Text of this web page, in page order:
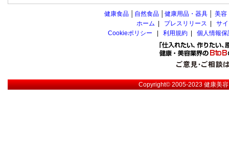
健康食品 自然食品 健康用品・器具 美容
ホーム
プレスリリース
サ
Cookieポリシー
利用規約 個人情報
Copyright© 2005-2023健康美